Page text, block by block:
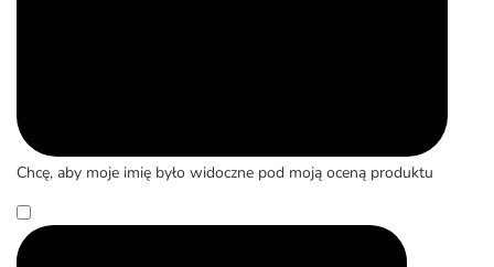
Chcę, aby moje imię było widoczne pod moją oceną produktu